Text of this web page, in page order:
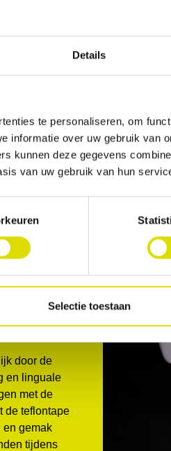
Details
te personaliseren, om
informatie over uw gebruik van
kunnen deze gegevens
van uw gebruik van hun
Selectie toestaan
•
instrumenten
om
door de
en linguale
met de
de teflontape
en gemak
tijdens